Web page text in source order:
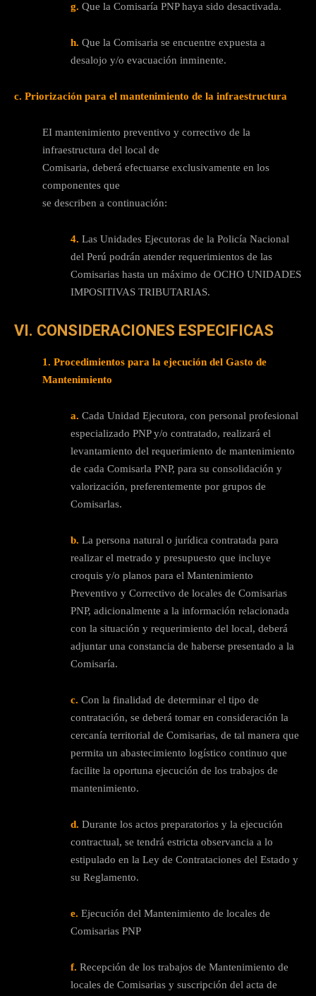
g. Que la Comisaría PNP haya sido desactivada.
h. Que la Comisaria se encuentre expuesta a
desalojo y/o evacuación inminente.
c. Priorización para el mantenimiento de la infraestructura
ΕΙ mantenimiento preventivo y correctivo de la
infraestructura del local de
Comisaria, deberá efectuarse exclusivamente en los
componentes que
se describen a continuación:
4. Las Unidades Ejecutoras de la Policía Nacional
del Perú podrán atender requerimientos de las
Comisarias hasta un máximo de OCHO UNIDADES
IMPOSITIVAS TRIBUTARIAS.
VI. CONSIDERACIONES ESPECIFICAS
1. Procedimientos para la ejecución del Gasto de
Mantenimiento
a. Cada Unidad Ejecutora, con personal profesional
especializado PNP y/o contratado, realizará el
levantamiento del requerimiento de mantenimiento
de cada Comisarla PNP, para su consolidación y
valorización, preferentemente por grupos de
Comisarlas.
b. La persona natural o jurídica contratada para
realizar el metrado y presupuesto que incluye
croquis y/o planos para el Mantenimiento
Preventivo y Correctivo de locales de Comisarias
PNP, adicionalmente a la información relacionada
con la situación y requerimiento del local, deberá
adjuntar una constancia de haberse presentado a la
Comisaría.
c. Con la finalidad de determinar el tipo de
contratación, se deberá tomar en consideración la
cercanía territorial de Comisarias, de tal manera que
permita un abastecimiento logístico continuo que
facilite la oportuna ejecución de los trabajos de
mantenimiento.
d. Durante los actos preparatorios y la ejecución
contractual, se tendrá estricta observancia a lo
estipulado en la Ley de Contrataciones del Estado y
su Reglamento.
e. Ejecución del Mantenimiento de locales de
Comisarias PNP
f. Recepción de los trabajos de Mantenimiento de
locales de Comisarias y suscripción del acta de